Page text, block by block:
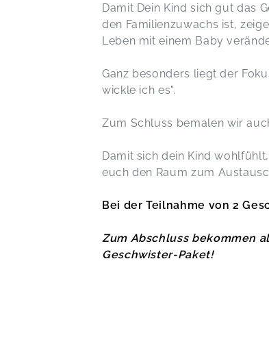
Damit Dein Kind sich gut das
den Familienzuwachs ist,
Leben mit einem Baby
Ganz besonders liegt der
wickle ich es".
Zum Schluss bemalen wir
Damit sich dein Kind
euch den Raum zum
Bei der Teilnahme von 2
Zum Abschluss bekommen
Geschwister-Paket!